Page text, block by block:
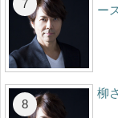
ー
柳